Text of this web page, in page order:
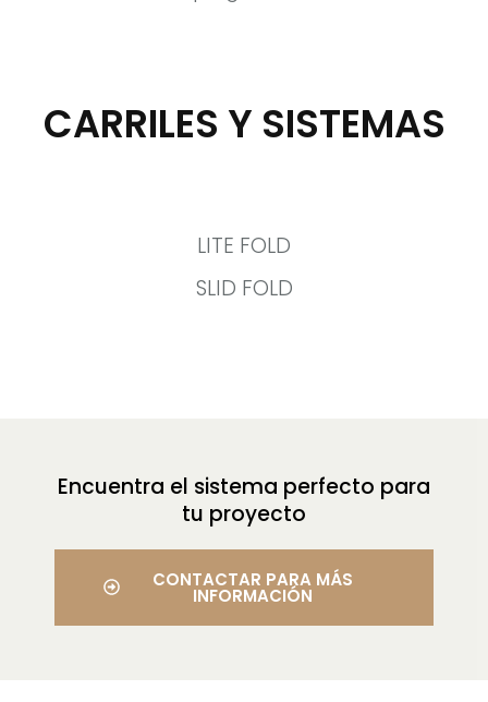
CARRILES Y SISTEMAS
LITE FOLD
SLID FOLD
Encuentra el sistema perfecto para
tu proyecto
CONTACTAR PARA MÁS
INFORMACIÓN